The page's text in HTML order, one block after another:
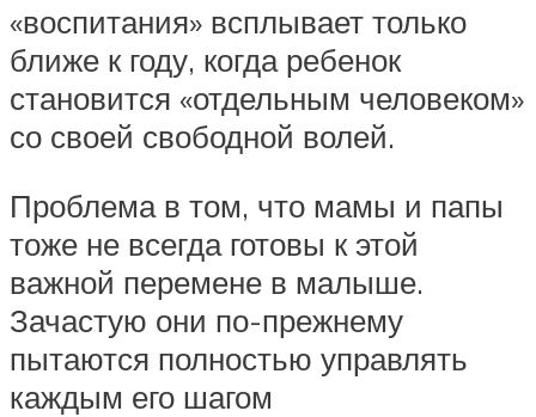
«воспитания» всплывает только
ближе к году, когда ребенок
становится «отдельным человеком»
со своей свободной волей.
Проблема в том, что мамы и папы
тоже не всегда готовы к этой
важной перемене в малыше.
Зачастую они по-прежнему
пытаются полностью управлять
каждым его шагом